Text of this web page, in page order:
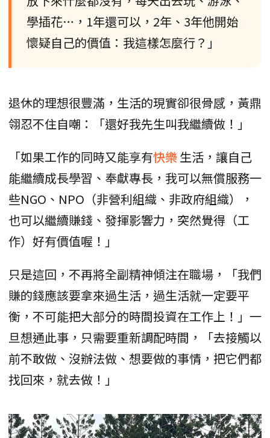
學插花…，1年還可以，2年、3年他開始
懷疑自己的價值：我這樣怎麼行？」
退休的理想很豐滿，生活的現實卻很骨感，黃鼎
翎忍不住自嘲：「還好我先生叫我繼續做！」
「如果工作的同時又能享有快樂 生活，讓自己
能繼續成長學習、奉獻專長，我可以無償服務一
些NGO、NPO（非營利組織、非政府組織），
也可以繼續賺錢、發揮影響力，突然覺得（工
作）好有價值喔！」
只是這回，不再將全副精神傾注在職場，「我們
賺的錢應該要拿來過生活，過生活就一定要平
衡，不可能把大部分的時間投資在工作上！」一
旦想通此事，只需要重新調配時間，「去接觸以
前不敢做、沒辦法做、想要做的事情，把它們都
找回來，就去做！」